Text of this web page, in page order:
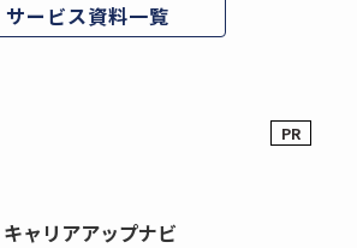
サービス資料一覧
キャリアアップナビ